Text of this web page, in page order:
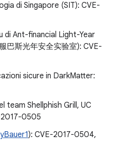
di Singapore (SIT): CVE-
di Ant-financial Light-Year
巴斯光年安全实验室): CVE-
sicure in DarkMatter:
team Shellphish Grill, UC
0505
): CVE-2017-0504,